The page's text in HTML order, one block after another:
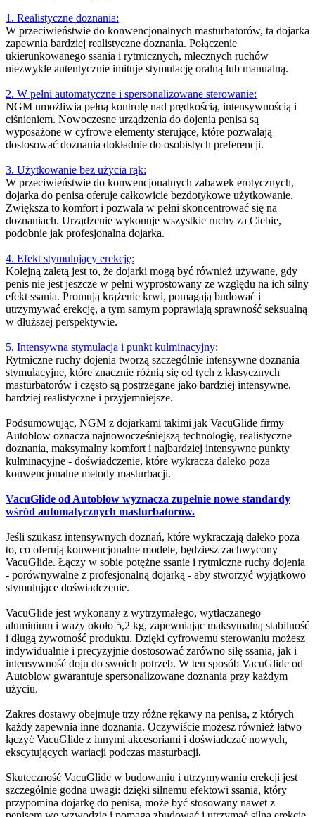
1. Realistyczne doznania:
W przeciwieństwie do konwencjonalnych masturbatorów, ta dojarka
zapewnia bardziej realistyczne doznania. Połączenie
ukierunkowanego ssania i rytmicznych, mlecznych ruchów
niezwykle autentycznie imituje stymulację oralną lub manualną.
2. W pełni automatyczne i spersonalizowane sterowanie:
NGM umożliwia pełną kontrolę nad prędkością, intensywnością i
ciśnieniem. Nowoczesne urządzenia do dojenia penisa są
wyposażone w cyfrowe elementy sterujące, które pozwalają
dostosować doznania dokładnie do osobistych preferencji.
3. Użytkowanie bez użycia rąk:
W przeciwieństwie do konwencjonalnych zabawek erotycznych,
dojarka do penisa oferuje całkowicie bezdotykowe użytkowanie.
Zwiększa to komfort i pozwala w pełni skoncentrować się na
doznaniach. Urządzenie wykonuje wszystkie ruchy za Ciebie,
podobnie jak profesjonalna dojarka.
4. Efekt stymulujący erekcję:
Kolejną zaletą jest to, że dojarki mogą być również używane, gdy
penis nie jest jeszcze w pełni wyprostowany ze względu na ich silny
efekt ssania. Promują krążenie krwi, pomagają budować i
utrzymywać erekcję, a tym samym poprawiają sprawność seksualną
w dłuższej perspektywie.
5. Intensywna stymulacja i punkt kulminacyjny:
Rytmiczne ruchy dojenia tworzą szczególnie intensywne doznania
stymulacyjne, które znacznie różnią się od tych z klasycznych
masturbatorów i często są postrzegane jako bardziej intensywne,
bardziej realistyczne i przyjemniejsze.
Podsumowując, NGM z dojarkami takimi jak VacuGlide firmy
Autoblow oznacza najnowocześniejszą technologię, realistyczne
doznania, maksymalny komfort i najbardziej intensywne punkty
kulminacyjne - doświadczenie, które wykracza daleko poza
konwencjonalne metody masturbacji.
VacuGlide od Autoblow wyznacza zupełnie nowe standardy
wśród automatycznych masturbatorów.
Jeśli szukasz intensywnych doznań, które wykraczają daleko poza
to, co oferują konwencjonalne modele, będziesz zachwycony
VacuGlide. Łączy w sobie potężne ssanie i rytmiczne ruchy dojenia
- porównywalne z profesjonalną dojarką - aby stworzyć wyjątkowo
stymulujące doświadczenie.
VacuGlide jest wykonany z wytrzymałego, wytłaczanego
aluminium i waży około 5,2 kg, zapewniając maksymalną stabilność
i długą żywotność produktu. Dzięki cyfrowemu sterowaniu możesz
indywidualnie i precyzyjnie dostosować zarówno siłę ssania, jak i
intensywność doju do swoich potrzeb. W ten sposób VacuGlide od
Autoblow gwarantuje spersonalizowane doznania przy każdym
użyciu.
Zakres dostawy obejmuje trzy różne rękawy na penisa, z których
każdy zapewnia inne doznania. Oczywiście możesz również łatwo
łączyć VacuGlide z innymi akcesoriami i doświadczać nowych,
ekscytujących wariacji podczas masturbacji.
Skuteczność VacuGlide w budowaniu i utrzymywaniu erekcji jest
szczególnie godna uwagi: dzięki silnemu efektowi ssania, który
przypomina dojarkę do penisa, może być stosowany nawet z